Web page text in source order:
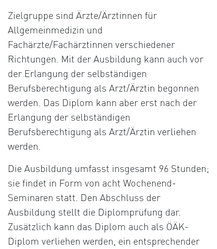
Zielgruppe sind Ärzte/Ärztinnen für
Allgemeinmedizin und
Fachärzte/Fachärztinnen verschiedener
Richtungen. Mit der Ausbildung kann auch vor
der Erlangung der selbständigen
Berufsberechtigung als Arzt/Ärztin begonnen
werden. Das Diplom kann aber erst nach der
Erlangung der selbständigen
Berufsberechtigung als Arzt/Ärztin verliehen
werden.
Die Ausbildung umfasst insgesamt 96 Stunden;
sie findet in Form von acht Wochenend-
Seminaren statt. Den Abschluss der
Ausbildung stellt die Diplomprüfung dar.
Zusätzlich kann das Diplom auch als ÖÄK-
Diplom verliehen werden, ein entsprechender